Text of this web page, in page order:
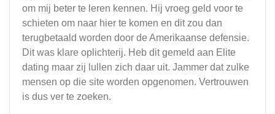
om mij beter te leren kennen. Hij vroeg geld voor te
schieten om naar hier te komen en dit zou dan
terugbetaald worden door de Amerikaanse defensie.
Dit was klare oplichterij. Heb dit gemeld aan Elite
dating maar zij lullen zich daar uit. Jammer dat zulke
mensen op die site worden opgenomen. Vertrouwen
is dus ver te zoeken.